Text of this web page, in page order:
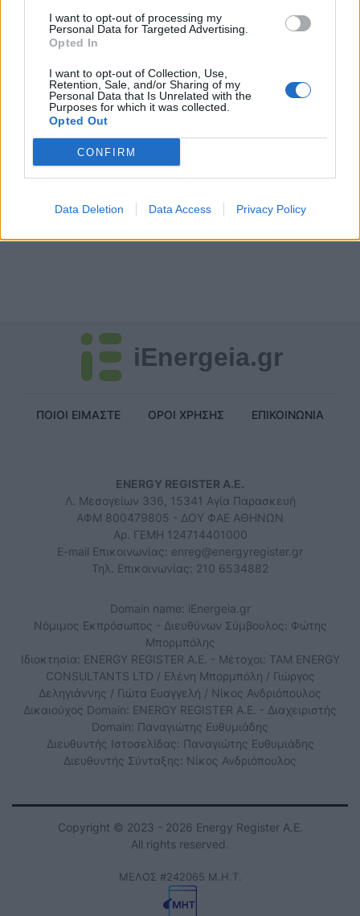
I want to opt-out of processing my
Personal Data for Targeted Advertising.
Opted In
I want to opt-out of Collection, Use,
Retention, Sale, and/or Sharing of my
Personal Data that Is Unrelated with the
Purposes for which it was collected.
Opted Out
CONFIRM
Data Deletion Data Access Privacy Policy
ΣΜΕ: Πρωτοβουλίες ΥΠΕΝ για
στήριξη της μεταλλευτικής
13/06/2024 - 10:22
iEnergeia.gr
ΠΟΙΟΙ ΕΙΜΑΣΤΕ ΟΡΟΙ ΧΡΗΣΗΣ ΕΠΙΚΟΙΝΩΝΙΑ
ENERGY REGISTER Α.Ε.
Λ. Μεσογείων 336, 15341 Αγία Παρασκευή
ΑΦΜ 800479805 - ΔΟΥ ΦΑΕ ΑΘΗΝΩΝ
Αρ. ΓΕΜΗ 124714401000
E-mail Επικοινωνίας: enreg@energyregister.gr
Τηλ. Επικοινωνίας: 210 6534882
Domain name: iEnergeia.gr
Νόμιμος Εκπρόσωπος - Διευθύνων Σύμβουλος: Φώτης
Μπορμπόλης
Ιδιοκτησία: ENERGY REGISTER Α.Ε. - Μέτοχοι: TAM ENERGY
CONSULTANTS LTD / Ελένη Μπορμπόλη / Γιώργος
Δεληγιάννης / Γιώτα Ευαγγελή / Νίκος Ανδριόπουλος
Δικαιούχος Domain: ENERGY REGISTER Α.Ε. - Διαχειριστής
Domain: Παναγιώτης Ευθυμιάδης
Διευθυντής Ιστοσελίδας: Παναγιώτης Ευθυμιάδης
Διευθυντής Σύνταξης: Νίκος Ανδριόπουλος
Copyright © 2023 - 2026 Energy Register Α.Ε.
All rights reserved.
ΜΕΛΟΣ #242065 Μ.Η.Τ.